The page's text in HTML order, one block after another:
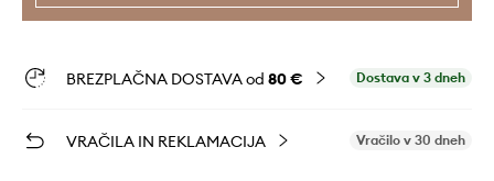
BREZPLAČNA DOSTAVA od 80 € Dostava v 3 dneh
VRAČILA IN REKLAMACIJA Vračilo v 30 dneh